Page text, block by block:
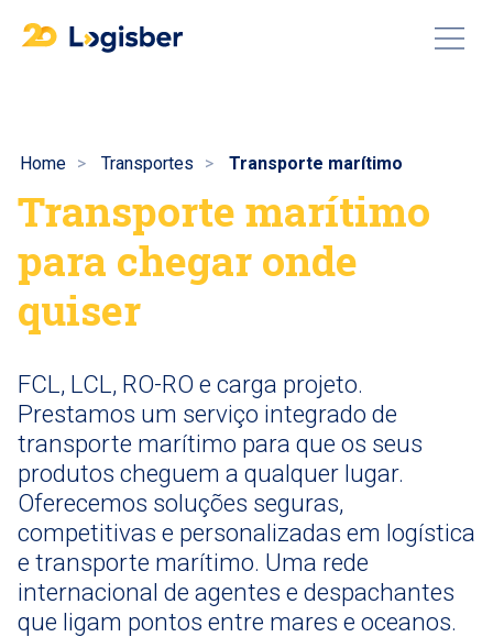
Home Transportes Transporte marítimo
Transporte marítimo
para chegar onde
quiser
FCL, LCL, RO-RO e carga projeto.
Prestamos um serviço integrado de
transporte marítimo para que os seus
produtos cheguem a qualquer lugar.
Oferecemos soluções seguras,
competitivas e personalizadas em logística
e transporte marítimo. Uma rede
internacional de agentes e despachantes
que ligam pontos entre mares e oceanos.